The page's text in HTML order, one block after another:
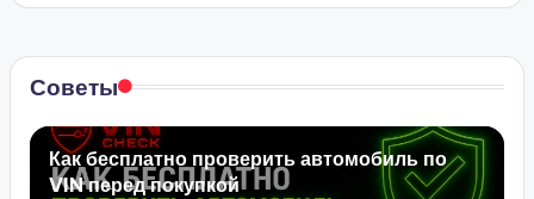
Советы
Как бесплатно проверить автомобиль по
VIN перед покупкой